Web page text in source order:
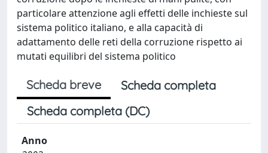
particolare attenzione agli effetti delle inchieste sul
sistema politico italiano, e alla capacità di
adattamento delle reti della corruzione rispetto ai
mutati equilibri del sistema politico
Scheda breve
Scheda completa
Scheda completa (DC)
Anno